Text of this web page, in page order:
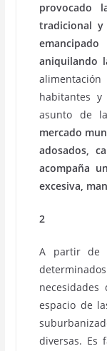
provocado
tradicional y
aniquilando
habitantes
asunto de
mercado
adosados,
acompaña
excesiva,
2
A partir de
necesidades
espacio de
diversas. Es